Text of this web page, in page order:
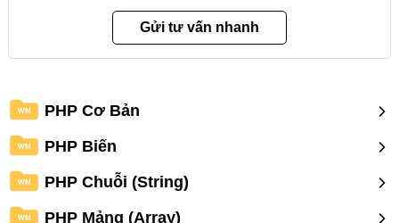
WM PHP Cơ Bản
WM PHP Biến
WM PHP Chuỗi (String)
WM PHP Mảng (Array)